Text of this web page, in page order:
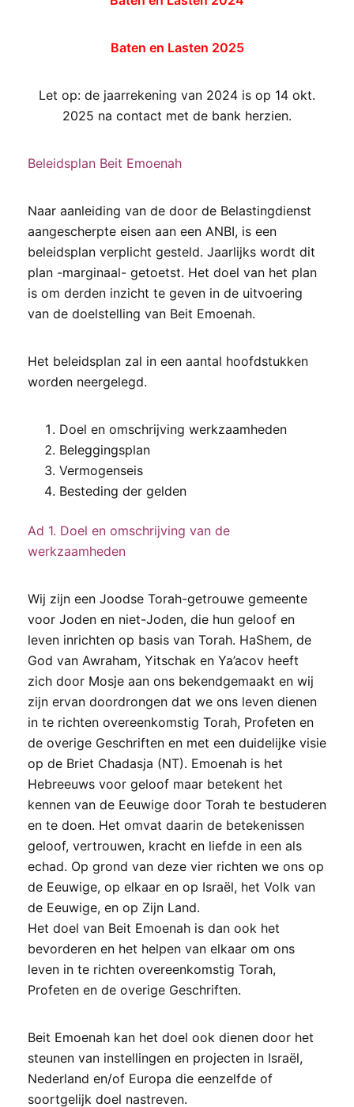
Baten en Lasten 2025
Let op: de jaarrekening van 2024 is op 14 okt.
2025 na contact met de bank herzien.
Beleidsplan Beit Emoenah
Naar aanleiding van de door de Belastingdienst
aangescherpte eisen aan een ANBI, is een
beleidsplan verplicht gesteld. Jaarlijks wordt dit
plan -marginaal- getoetst. Het doel van het plan
is om derden inzicht te geven in de uitvoering
van de doelstelling van Beit Emoenah.
Het beleidsplan zal in een aantal hoofdstukken
worden neergelegd.
Doel en omschrijving werkzaamheden
Beleggingsplan
Vermogenseis
Besteding der gelden
Ad 1. Doel en omschrijving van de
werkzaamheden
Wij zijn een Joodse Torah-getrouwe gemeente
voor Joden en niet-Joden, die hun geloof en
leven inrichten op basis van Torah. HaShem, de
God van Awraham, Yitschak en Ya’acov heeft
zich door Mosje aan ons bekendgemaakt en wij
zijn ervan doordrongen dat we ons leven dienen
in te richten overeenkomstig Torah, Profeten en
de overige Geschriften en met een duidelijke visie
op de Briet Chadasja (NT). Emoenah is het
Hebreeuws voor geloof maar betekent het
kennen van de Eeuwige door Torah te bestuderen
en te doen. Het omvat daarin de betekenissen
geloof, vertrouwen, kracht en liefde in een als
echad. Op grond van deze vier richten we ons op
de Eeuwige, op elkaar en op Israël, het Volk van
de Eeuwige, en op Zijn Land.
Het doel van Beit Emoenah is dan ook het
bevorderen en het helpen van elkaar om ons
leven in te richten overeenkomstig Torah,
Profeten en de overige Geschriften.
Beit Emoenah kan het doel ook dienen door het
steunen van instellingen en projecten in Israël,
Nederland en/of Europa die eenzelfde of
soortgelijk doel nastreven.